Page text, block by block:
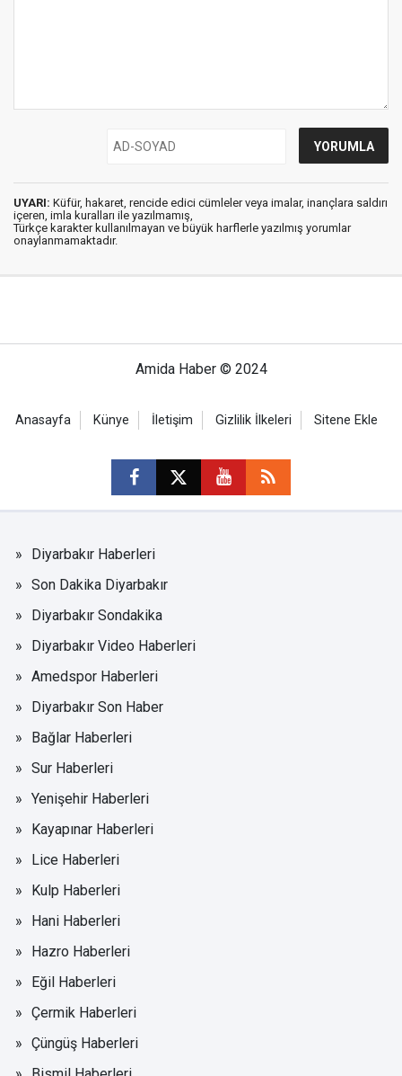
UYARI: Küfür, hakaret, rencide edici cümleler veya imalar, inançlara saldırı
içeren, imla kuralları ile yazılmamış,
Türkçe karakter kullanılmayan ve büyük harflerle yazılmış yorumlar
onaylanmamaktadır.
Amida Haber © 2024
Anasayfa Künye İletişim Gizlilik İlkeleri Sitene Ekle
Diyarbakır Haberleri
Son Dakika Diyarbakır
Diyarbakır Sondakika
Diyarbakır Video Haberleri
Amedspor Haberleri
Diyarbakır Son Haber
Bağlar Haberleri
Sur Haberleri
Yenişehir Haberleri
Kayapınar Haberleri
Lice Haberleri
Kulp Haberleri
Hani Haberleri
Hazro Haberleri
Eğil Haberleri
Çermik Haberleri
Çüngüş Haberleri